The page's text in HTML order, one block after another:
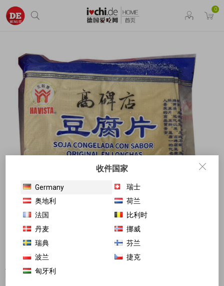
0
高碑店 原味豆腐片 500g (冷冻)
收件国家
Germany
瑞士
奥地利
荷兰
法国
比利时
丹麦
挪威
瑞典
芬兰
波兰
捷克
匈牙利